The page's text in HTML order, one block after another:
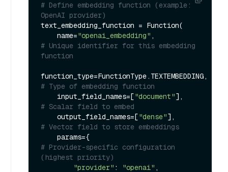
# Define embedding function (example:
OpenAI provider)
text_embedding_function = Function(
    name=
"openai_embedding"
# Unique identifier for this embedding
function
# Type of embedding function
    input_field_names=[
"document"
# Scalar field to embed
    output_field_names=[
"dense"
# Vector field to store embeddings
# Provider-specific configuration
(highest priority)
"provider" : "openai"